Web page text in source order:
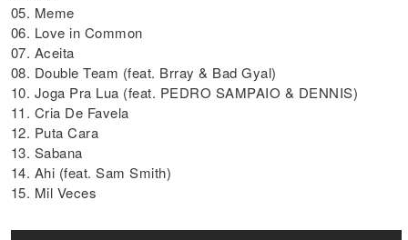
05. Meme
06. Love in Common
07. Aceita
08. Double Team (feat. Brray & Bad Gyal)
10. Joga Pra Lua (feat. PEDRO SAMPAIO & DENNIS)
11. Cria De Favela
12. Puta Cara
13. Sabana
14. Ahi (feat. Sam Smith)
15. Mil Veces